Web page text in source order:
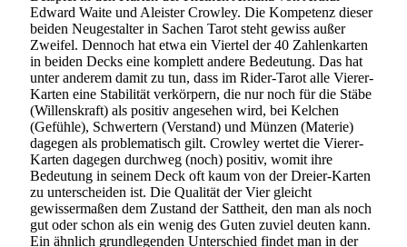
Edward Waite und Aleister Crowley. Die Kompetenz dieser
beiden Neugestalter in Sachen Tarot steht gewiss außer
Zweifel. Dennoch hat etwa ein Viertel der 40 Zahlenkarten
in beiden Decks eine komplett andere Bedeutung. Das hat
unter anderem damit zu tun, dass im Rider-Tarot alle Vierer-
Karten eine Stabilität verkörpern, die nur noch für die Stäbe
(Willenskraft) als positiv angesehen wird, bei Kelchen
(Gefühle), Schwertern (Verstand) und Münzen (Materie)
dagegen als problematisch gilt. Crowley wertet die Vierer-
Karten dagegen durchweg (noch) positiv, womit ihre
Bedeutung in seinem Deck oft kaum von der Dreier-Karten
zu unterscheiden ist. Die Qualität der Vier gleicht
gewissermaßen dem Zustand der Sattheit, den man als noch
gut oder schon als ein wenig des Guten zuviel deuten kann.
Ein ähnlich grundlegenden Unterschied findet man in der